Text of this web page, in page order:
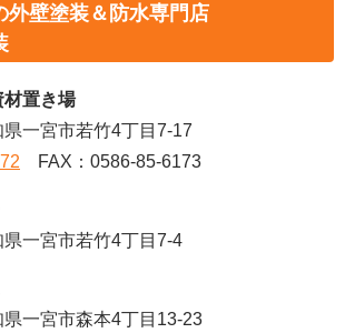
外壁塗装＆防水専門店
材置き場
一宮市若竹4丁目7-17
FAX：0586-85-6173
一宮市若竹4丁目7-4
一宮市森本4丁目13-23